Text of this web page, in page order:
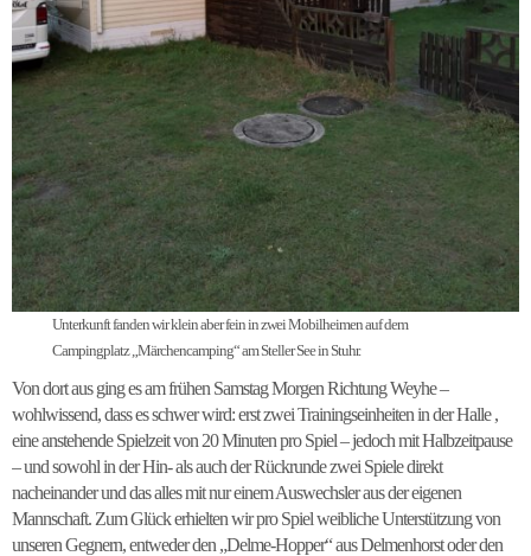
Unterkunft fanden wir klein aber fein in zwei Mobilheimen auf dem
Campingplatz „Märchencamping“ am Steller See in Stuhr.
Von dort aus ging es am frühen Samstag Morgen Richtung Weyhe –
wohlwissend, dass es schwer wird: erst zwei Trainingseinheiten in der Halle ,
eine anstehende Spielzeit von 20 Minuten pro Spiel – jedoch mit Halbzeitpause
– und sowohl in der Hin- als auch der Rückrunde zwei Spiele direkt
nacheinander und das alles mit nur einem Auswechsler aus der eigenen
Mannschaft. Zum Glück erhielten wir pro Spiel weibliche Unterstützung von
unseren Gegnern, entweder den „Delme-Hopper“ aus Delmenhorst oder den